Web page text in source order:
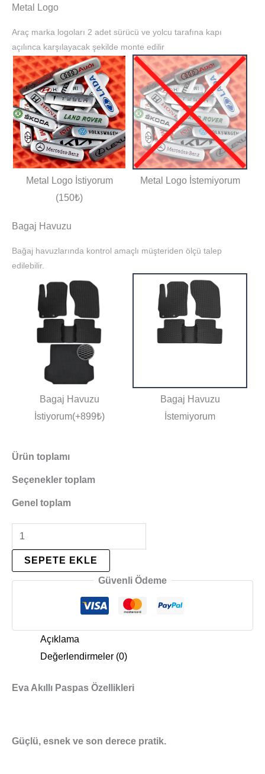
Metal Logo
Araç marka logoları 2 adet sürücü ve yolcu tarafına kapı
açılınca karşılayacak şekilde monte edilir
Metal Logo İstiyorum
(150₺)
Metal Logo İstemiyorum
Bagaj Havuzu
Bağaj havuzlarında kontrol amaçlı müşteriden ölçü talep
edilebilir.
Bagaj Havuzu
İstiyorum(+899₺)
Bagaj Havuzu
İstemiyorum
Ürün toplamı
Seçenekler toplam
Genel toplam
SEPETE EKLE
Güvenli Ödeme
Açıklama
Değerlendirmeler (0)
Eva Akıllı Paspas Özellikleri
Güçlü, esnek ve son derece pratik.